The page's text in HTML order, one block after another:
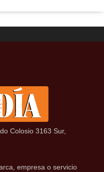
Colosio 3163 Sur,
empresa o servicio